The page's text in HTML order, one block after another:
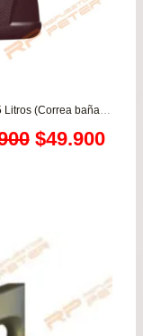
0W30 Mannol Legend Extra 100% Sintetico – 5 Litros (Correa bañada en aceite)
El
era:
$58.900.
$49.900El